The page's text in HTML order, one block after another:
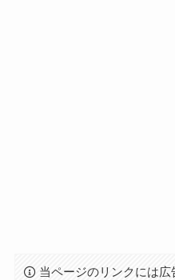
当ページのリンクには広